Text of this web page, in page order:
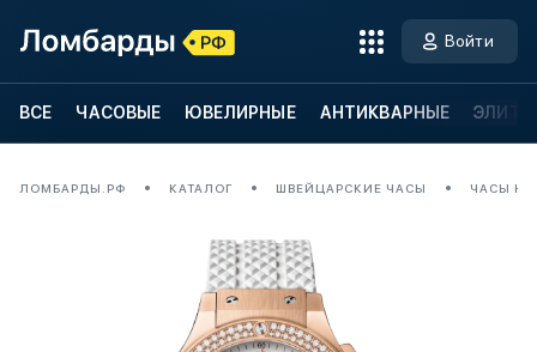
Войти
ВСЕ ЧАСОВЫЕ ЮВЕЛИРНЫЕ АНТИКВАРНЫЕ
ЛОМБАРДЫ.РФ КАТАЛОГ ШВЕЙЦАРСКИЕ ЧАСЫ ЧАСЫ